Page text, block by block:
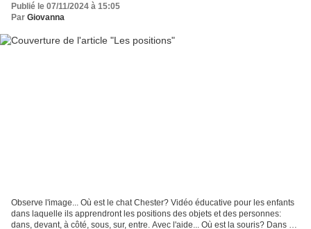
Publié le 07/11/2024 à 15:05
Par Giovanna
Observe l'image... Où est le chat Chester? Vidéo éducative pour les enfants
dans laquelle ils apprendront les positions des objets et des personnes:
dans, devant, à côté, sous, sur, entre. Avec l'aide... Où est la souris? Dans ce